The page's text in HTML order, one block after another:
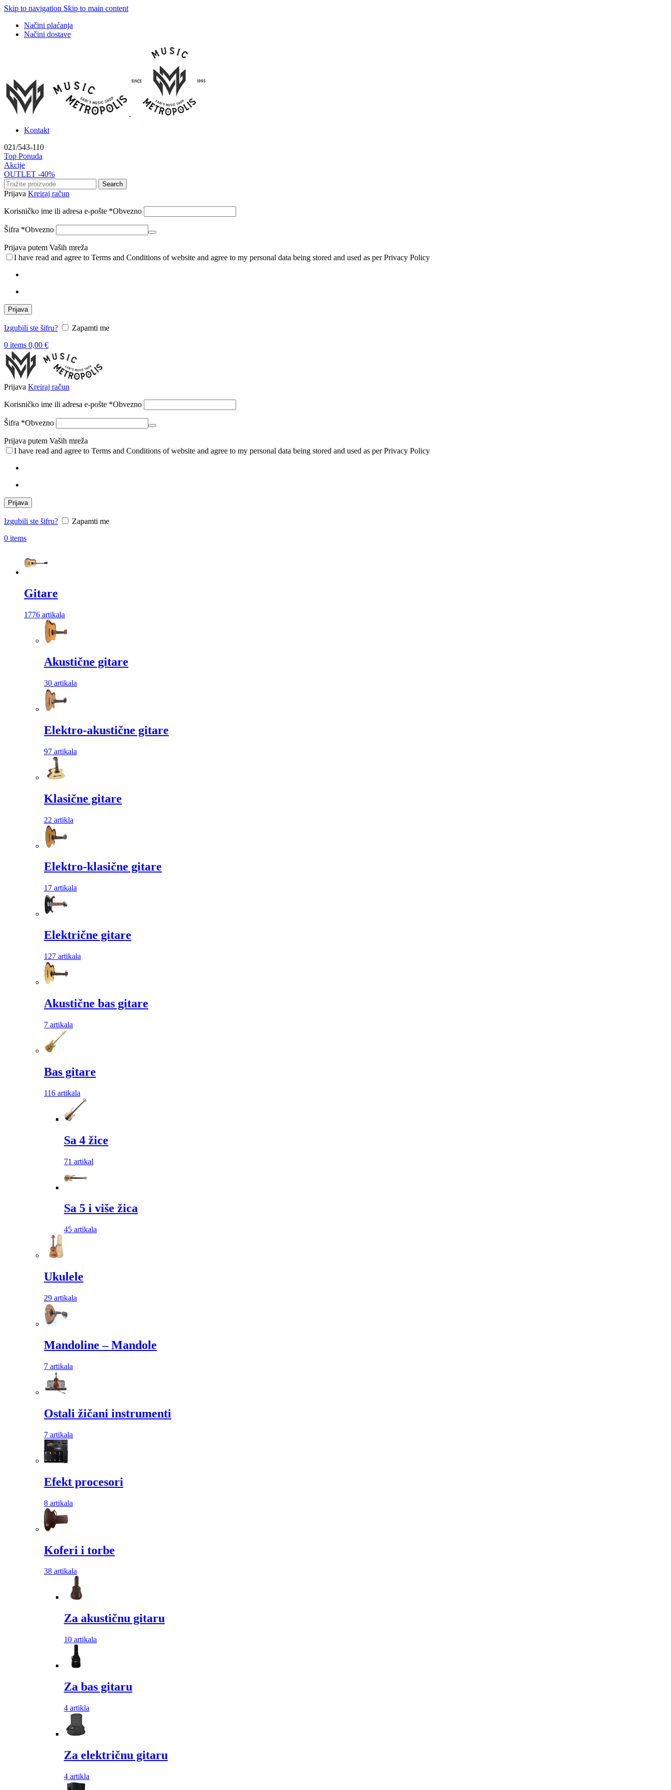
Skip to navigation Skip to main content
Načini plaćanja
Načini dostave
Kontakt
021/543-110
Top Ponuda
Akcije
OUTLET -40%
Search
Prijava Kreiraj račun
Korisničko ime ili adresa e-pošte *Obvezno
Šifra *Obvezno
Prijava putem Vaših mreža
I have read and agree to Terms and Conditions of website and agree to my personal data being stored and used as per Privacy Policy
Prijava
Izgubili ste šifru?
Zapamti me
0 items 0,00 €
Prijava Kreiraj račun
Korisničko ime ili adresa e-pošte *Obvezno
Šifra *Obvezno
Prijava putem Vaših mreža
I have read and agree to Terms and Conditions of website and agree to my personal data being stored and used as per Privacy Policy
Prijava
Izgubili ste šifru?
Zapamti me
0 items
Gitare
1776 artikala
Akustične gitare
30 artikala
Elektro-akustične gitare
97 artikala
Klasične gitare
22 artikla
Elektro-klasične gitare
17 artikala
Električne gitare
127 artikala
Akustične bas gitare
7 artikala
Bas gitare
116 artikala
Sa 4 žice
71 artikal
Sa 5 i više žica
45 artikala
Ukulele
29 artikala
Mandoline – Mandole
7 artikala
Ostali žičani instrumenti
7 artikala
Efekt procesori
8 artikala
Koferi i torbe
38 artikala
Za akustičnu gitaru
10 artikala
Za bas gitaru
4 artikla
Za električnu gitaru
4 artikla